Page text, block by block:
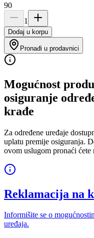
90
1
Dodaj u korpu
Pronađi u prodavnici
Mogućnost
osiguranje
krađe
Za određene uređaje
uplatu premije osiguranja.
ovom uslugom pronaći ćete
Reklamacija na
Informišite se o
uređaja.